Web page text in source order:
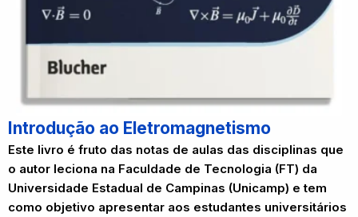
Introdução ao Eletromagnetismo
Este livro é fruto das notas de aulas das disciplinas que
o autor leciona na Faculdade de Tecnologia (FT) da
Universidade Estadual de Campinas (Unicamp) e tem
como objetivo apresentar aos estudantes universitários